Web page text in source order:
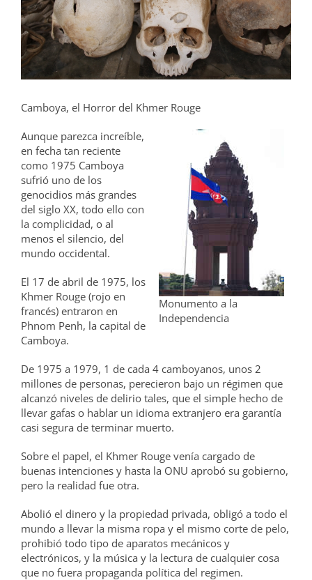
Camboya, el Horror del Khmer Rouge
Monumento a la
Independencia
Aunque parezca increíble,
en fecha tan reciente
como 1975 Camboya
sufrió uno de los
genocidios más grandes
del siglo XX, todo ello con
la complicidad, o al
menos el silencio, del
mundo occidental.
El 17 de abril de 1975, los
Khmer Rouge (rojo en
francés) entraron en
Phnom Penh, la capital de
Camboya.
De 1975 a 1979, 1 de cada 4 camboyanos, unos 2
millones de personas, perecieron bajo un régimen que
alcanzó niveles de delirio tales, que el simple hecho de
llevar gafas o hablar un idioma extranjero era garantía
casi segura de terminar muerto.
Sobre el papel, el Khmer Rouge venía cargado de
buenas intenciones y hasta la ONU aprobó su gobierno,
pero la realidad fue otra.
Abolió el dinero y la propiedad privada, obligó a todo el
mundo a llevar la misma ropa y el mismo corte de pelo,
prohibió todo tipo de aparatos mecánicos y
electrónicos, y la música y la lectura de cualquier cosa
que no fuera propaganda política del regimen.